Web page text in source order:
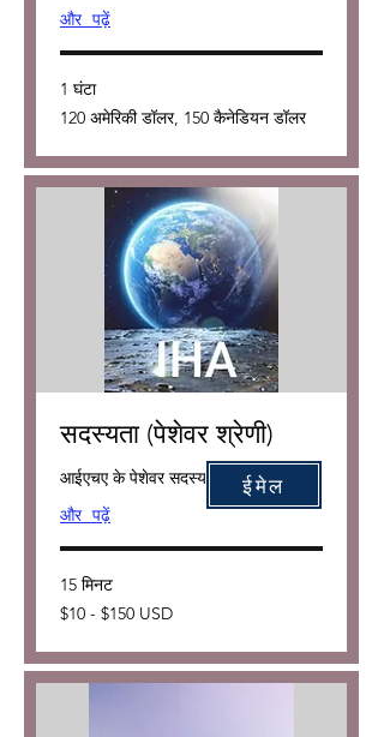
और पढ़ें
1 घंटा
120
अमेरिकी
डॉलर
120 अमेरिकी डॉलर, 150 कैनेडियन डॉलर
सदस्यता (पेशेवर श्रेणी)
आईएचए के पेशेवर सदस्य बनें
और पढ़ें
15 मिनट
$10
-$10 - $150 USD
ईमेल